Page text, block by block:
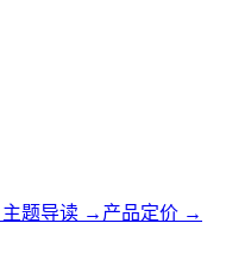
主题导读 → 产品定价 →